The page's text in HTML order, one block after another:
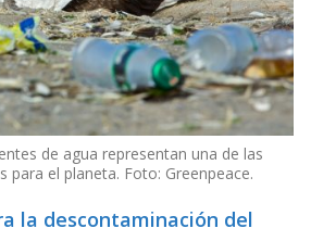
de agua representan una de las
para el planeta. Foto: Greenpeace.
la descontaminación del